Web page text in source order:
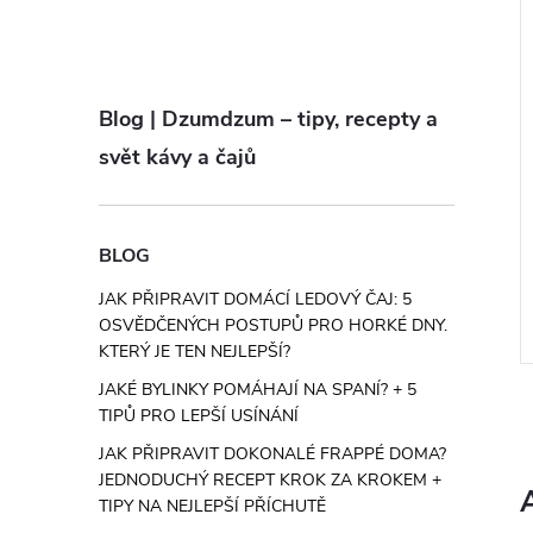
Blog | Dzumdzum – tipy, recepty a
svět kávy a čajů
BLOG
JAK PŘIPRAVIT DOMÁCÍ LEDOVÝ ČAJ: 5
OSVĚDČENÝCH POSTUPŮ PRO HORKÉ DNY.
KTERÝ JE TEN NEJLEPŠÍ?
JAKÉ BYLINKY POMÁHAJÍ NA SPANÍ? + 5
TIPŮ PRO LEPŠÍ USÍNÁNÍ
JAK PŘIPRAVIT DOKONALÉ FRAPPÉ DOMA?
JEDNODUCHÝ RECEPT KROK ZA KROKEM +
TIPY NA NEJLEPŠÍ PŘÍCHUTĚ
Dotek Paříže
rozpustná káva,
brûlée a
Směs 80 %
Kód:MC57-1
Rozpustná káva Smetana a
Skladem>5 ks
v jednom šálku – tahle rozpustná
káva je pro všechny, kdo milují
hladké a sladší kávové nápoje. Směs
přírodním...